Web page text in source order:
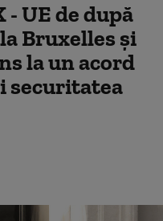
UE de după
Bruxelles și
la un acord
securitatea